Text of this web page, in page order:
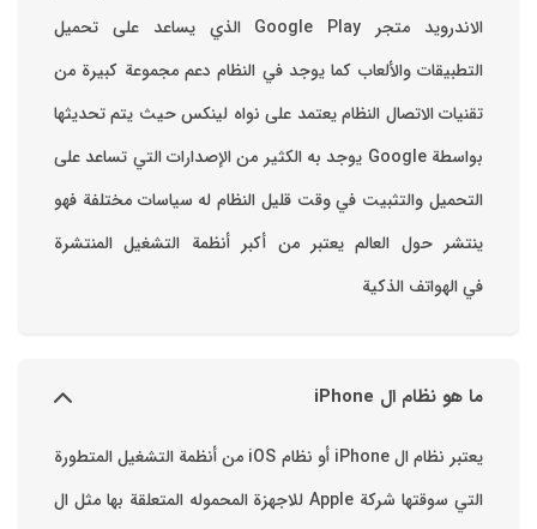
الاندرويد متجر Google Play الذي يساعد على تحميل
التطبيقات والألعاب ‏كما يوجد في النظام دعم مجموعة كبيرة من
تقنيات الاتصال ‏النظام يعتمد على نواه لينكس حيث يتم تحديثها
بواسطة ‫Google‬ ‏يوجد به الكثير من الإصدارات التي تساعد على
التحميل والتثبيت في وقت قليل ‏النظام له سياسات مختلفة فهو
ينتشر حول العالم يعتبر من أكبر أنظمة التشغيل المنتشرة
في الهواتف الذكية
ما هو نظام ال iPhone
يعتبر نظام ال iPhone أو نظام iOS من أنظمة التشغيل المتطورة
التي سوقتها شركة Apple للاجهزة المحموله المتعلقة بها مثل ال